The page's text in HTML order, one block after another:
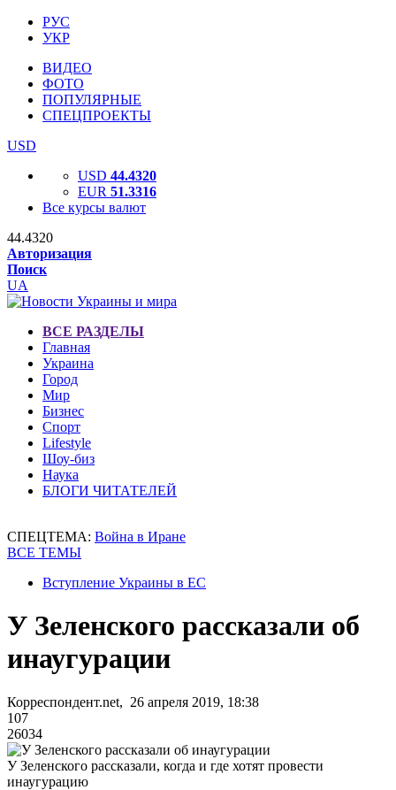
РУС
УКР
ВИДЕО
ФОТО
ПОПУЛЯРНЫЕ
СПЕЦПРОЕКТЫ
USD
USD 44.4320
EUR 51.3316
Все курсы валют
44.4320
Авторизация
Поиск
UA
ВСЕ РАЗДЕЛЫ
Главная
Украина
Город
Мир
Бизнес
Спорт
Lifestyle
Шоу-биз
Наука
БЛОГИ ЧИТАТЕЛЕЙ
СПЕЦТЕМА: Война в Иране
ВСЕ ТЕМЫ
Вступление Украины в ЕС
У Зеленского рассказали об
инаугурации
Корреспондент.net, 26 апреля 2019, 18:38
107
26034
У Зеленского рассказали, когда и где хотят провести
инаугурацию